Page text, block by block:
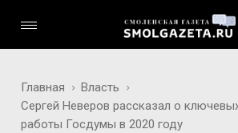
Главная
Власть
Сергей Неверов рассказал о
работы Госдумы в 2020 году